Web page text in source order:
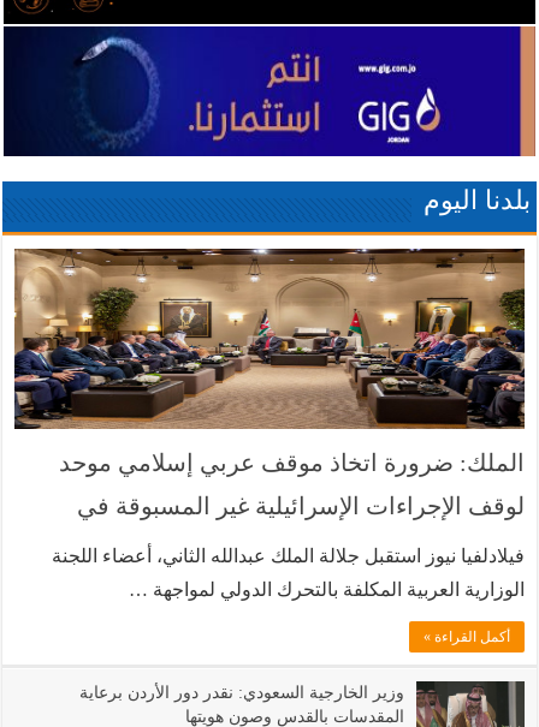
بلدنا اليوم
الملك: ضرورة اتخاذ موقف عربي إسلامي موحد
لوقف الإجراءات الإسرائيلية غير المسبوقة في
القدس
فيلادلفيا نيوز استقبل جلالة الملك عبدالله الثاني، أعضاء اللجنة
الوزارية العربية المكلفة بالتحرك الدولي لمواجهة …
أكمل القراءة »
وزير الخارجية السعودي: نقدر دور الأردن برعاية
المقدسات بالقدس وصون هويتها